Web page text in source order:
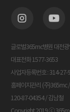
글로벌365mc병원 대전
대표전화 1577-3653
사업자등록번호 : 314-
홈페이지관리 (주)365mc
120-87-04354 / 김남철